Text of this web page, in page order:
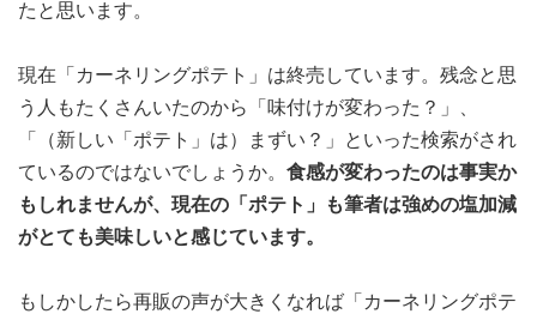
たと思います。
現在「カーネリングポテト」は終売しています。残念と思
う人もたくさんいたのから「味付けが変わった？」、
「（新しい「ポテト」は）まずい？」といった検索がされ
ているのではないでしょうか。 食感が変わったのは事実か
もしれませんが、現在の「ポテト」も筆者は強めの塩加減
がとても美味しいと感じています。
もしかしたら再販の声が大きくなれば「カーネリングポテ